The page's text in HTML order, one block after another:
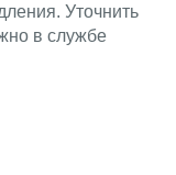
Уточнить
в службе